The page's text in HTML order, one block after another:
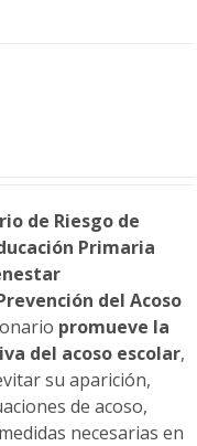
de Riesgo de
Primaria
del Acoso
promueve la
del acoso escolar,
su aparición,
de acoso,
necesarias en